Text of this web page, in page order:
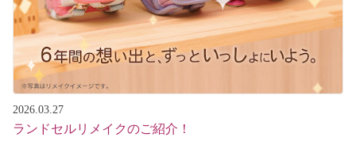
2026.03.27
ランドセルリメイクのご紹介！